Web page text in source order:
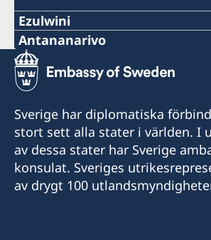
Ezulwini
Tel:
+268 2416-1156
Nyonyane Street, Corner Plaza,
Eswatini
Antananarivo
Mobil och Whatsapp:
+261 32 69 449 06
E-post:
Villa Hacienda,
Sverige har diplomatiska
stort sett alla stater i världen. I
av dessa stater har Sverige
konsulat. Sveriges
av drygt 100